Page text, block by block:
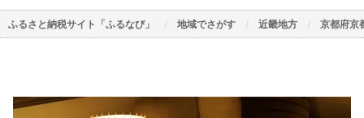
ふるさと納税サイト「ふるなび」 地域でさがす 近畿地方 京都府京